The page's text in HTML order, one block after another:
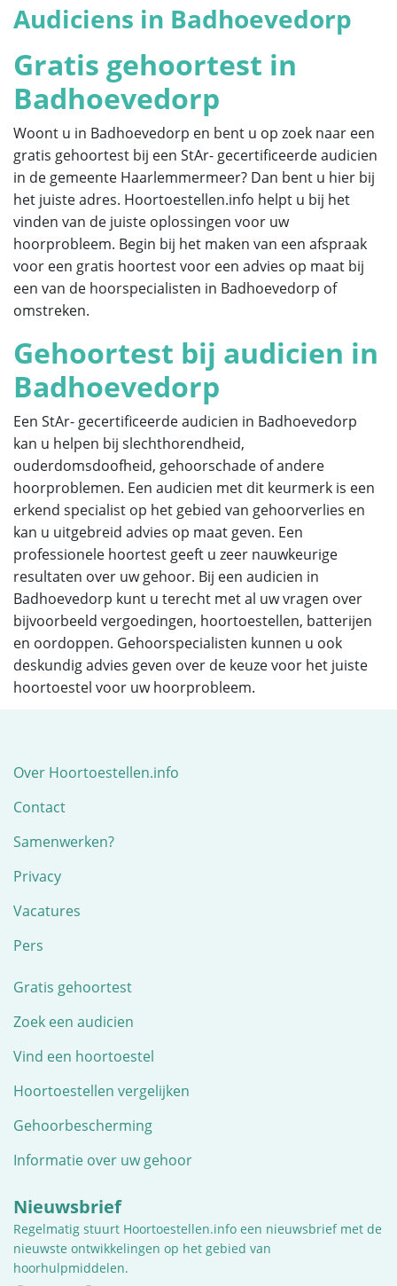
Audiciens in Badhoevedorp
Gratis gehoortest in
Badhoevedorp
Woont u in Badhoevedorp en bent u op zoek naar een
gratis gehoortest bij een StAr- gecertificeerde audicien
in de gemeente Haarlemmermeer? Dan bent u hier bij
het juiste adres. Hoortoestellen.info helpt u bij het
vinden van de juiste oplossingen voor uw
hoorprobleem. Begin bij het maken van een afspraak
voor een gratis hoortest voor een advies op maat bij
een van de hoorspecialisten in Badhoevedorp of
omstreken.
Gehoortest bij audicien in
Badhoevedorp
Een StAr- gecertificeerde audicien in Badhoevedorp
kan u helpen bij slechthorendheid,
ouderdomsdoofheid, gehoorschade of andere
hoorproblemen. Een audicien met dit keurmerk is een
erkend specialist op het gebied van gehoorverlies en
kan u uitgebreid advies op maat geven. Een
professionele hoortest geeft u zeer nauwkeurige
resultaten over uw gehoor. Bij een audicien in
Badhoevedorp kunt u terecht met al uw vragen over
bijvoorbeeld vergoedingen, hoortoestellen, batterijen
en oordoppen. Gehoorspecialisten kunnen u ook
deskundig advies geven over de keuze voor het juiste
hoortoestel voor uw hoorprobleem.
Over Hoortoestellen.info
Contact
Samenwerken?
Privacy
Vacatures
Pers
Gratis gehoortest
Zoek een audicien
Vind een hoortoestel
Hoortoestellen vergelijken
Gehoorbescherming
Informatie over uw gehoor
Nieuwsbrief
Regelmatig stuurt Hoortoestellen.info een nieuwsbrief met de
nieuwste ontwikkelingen op het gebied van
hoorhulpmiddelen.